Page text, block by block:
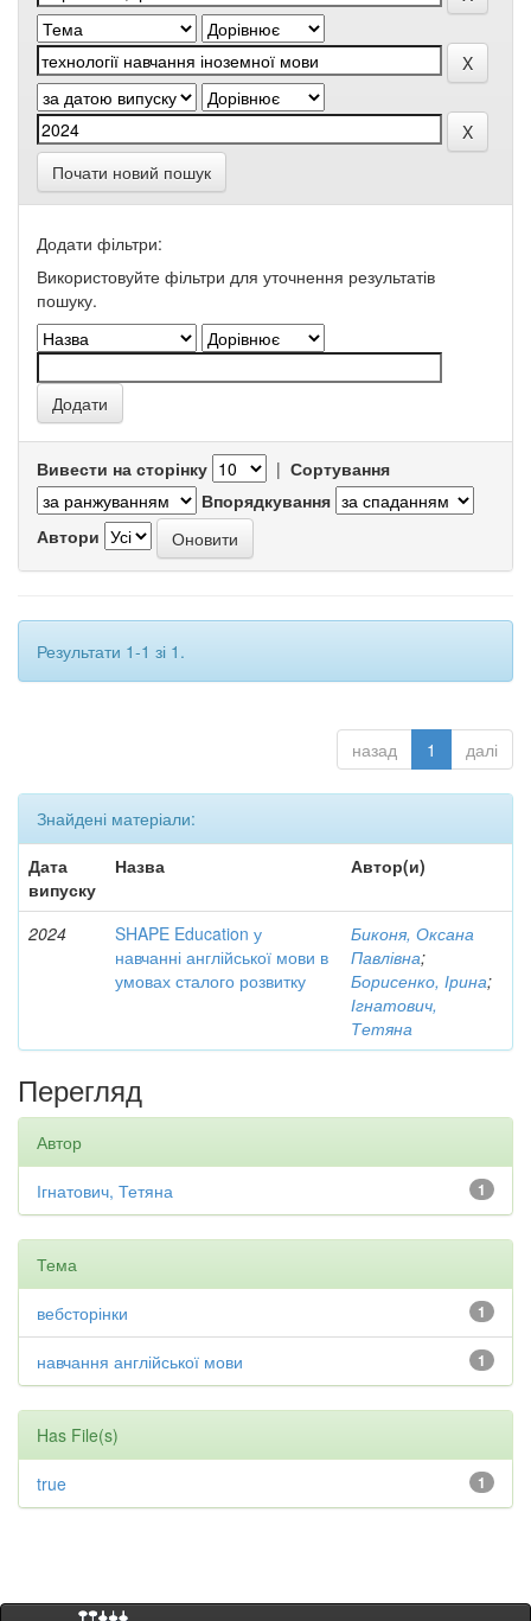
Почати новий пошук
Додати фільтри:
Використовуйте фільтри для уточнення результатів
пошуку.
Вивести на сторінку | Сортування
Впорядкування
Автори
Результати 1-1 зі 1.
назад 1 далі
Знайдені матеріали:
Дата
випуску
Назва Автор(и)
2024
SHAPE Education у
навчанні англійської мови в
умовах сталого розвитку
Биконя, Оксана
Павлівна;
Борисенко, Ірина;
Ігнатович,
Тетяна
Перегляд
Автор
1
Ігнатович, Тетяна
Тема
1
вебсторінки
1
навчання англійської мови
Has File(s)
1
true